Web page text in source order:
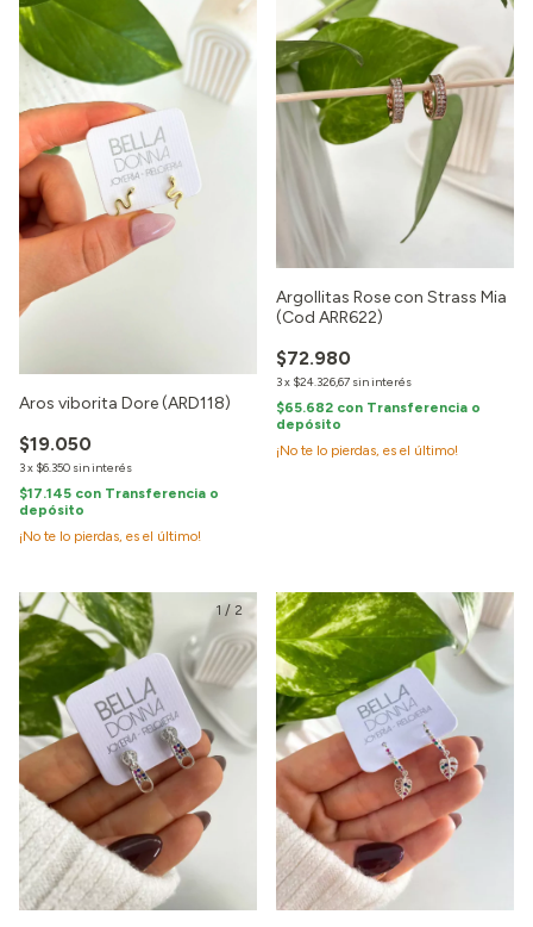
Aros viborita Dore (ARD118)
$19.050
3x $6.350 sin interés
$17.145 con Transferencia o
depósito
¡No te lo pierdas, es el último!
Argollitas Rose con Strass Mia
(Cod ARR622)
$72.980
3x $24.326,67 sin interés
$65.682 con Transferencia o
depósito
¡No te lo pierdas, es el último!
1 / 2